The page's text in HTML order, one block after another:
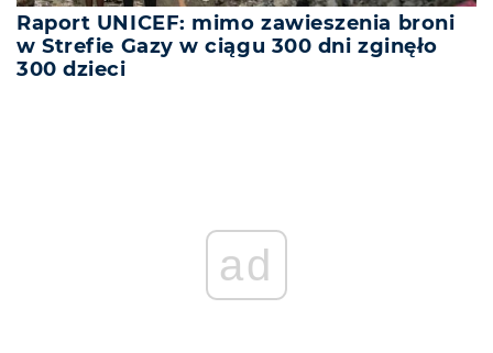
Raport UNICEF: mimo zawieszenia broni
w Strefie Gazy w ciągu 300 dni zginęło
300 dzieci
ad